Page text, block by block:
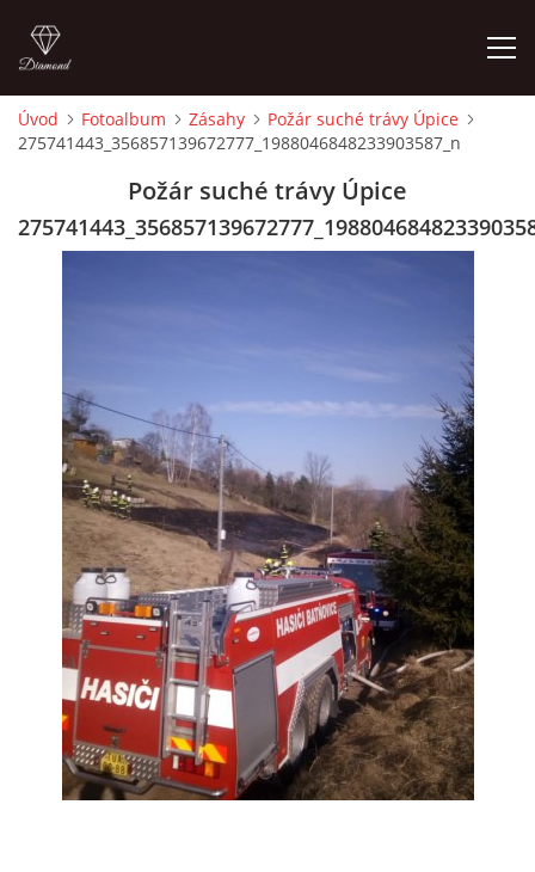
ÚVOD
HISTORIE
ZÁSAHY
CVIČENÍ
NAŠE VIDEA
KONTAKTY
NÁVŠTĚVNÍ KNIHA
Úvod Fotoalbum Zásahy
Požár suché trávy Úpice
275741443_356857139672777_1988046848233903587_n
Požár suché trávy Úpice